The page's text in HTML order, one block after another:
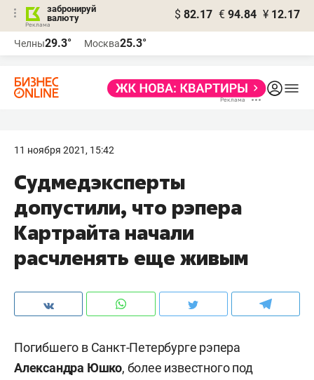
забронируй
валюту
$ 82.17 € 94.84 ¥ 12.17
Челны29.3° Москва25.3°
11 ноября 2021, 15:42
Судмедэксперты
допустили, что рэпера
Картрайта начали
расчленять еще живым
Погибшего в Санкт-Петербурге рэпера
Александра Юшко, более известного под